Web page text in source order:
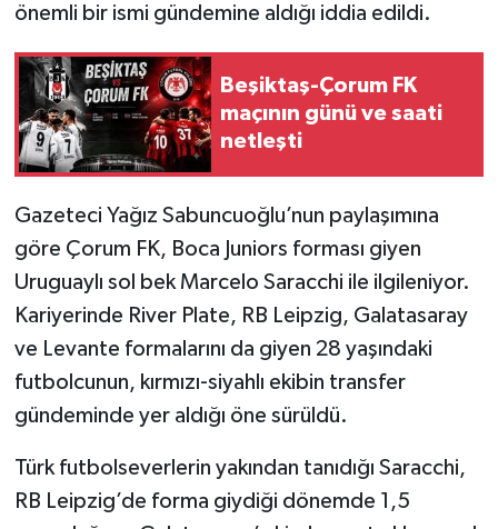
önemli bir ismi gündemine aldığı iddia edildi.
Beşiktaş-Çorum FK
maçının günü ve saati
netleşti
Gazeteci Yağız Sabuncuoğlu’nun paylaşımına
göre Çorum FK, Boca Juniors forması giyen
Uruguaylı sol bek Marcelo Saracchi ile ilgileniyor.
Kariyerinde River Plate, RB Leipzig, Galatasaray
ve Levante formalarını da giyen 28 yaşındaki
futbolcunun, kırmızı-siyahlı ekibin transfer
gündeminde yer aldığı öne sürüldü.
Türk futbolseverlerin yakından tanıdığı Saracchi,
RB Leipzig’de forma giydiği dönemde 1,5